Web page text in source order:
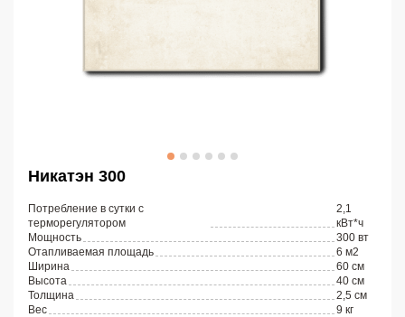
Никатэн 300
Потребление в сутки с
терморегулятором
2,1
кВт*ч
Мощность
300 вт
Отапливаемая площадь
6 м2
Ширина
60 см
Высота
40 см
Толщина
2,5 см
Вес
9 кг